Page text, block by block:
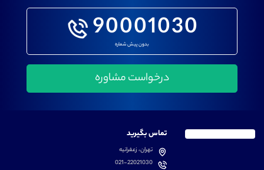
90001030
بدون پیش شماره
تماس بگیرید
تهران، زعفرانیه
021-22021030